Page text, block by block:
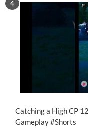
Catching a High CP
Gameplay #Shorts